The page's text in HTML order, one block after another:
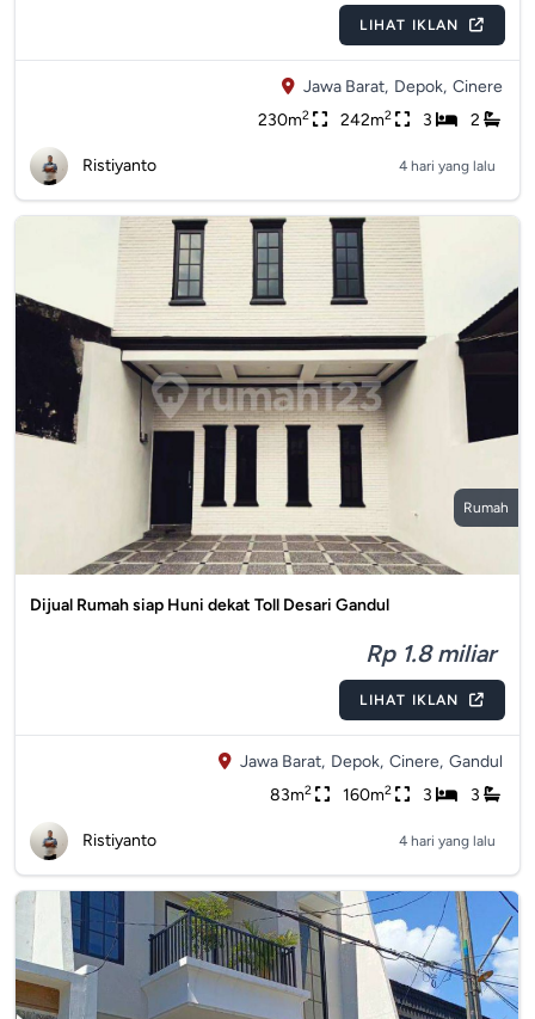
LIHAT IKLAN
Jawa Barat, Depok, Cinere
230m2 242m2 3 2
Ristiyanto 4 hari yang lalu
Rumah
Dijual Rumah siap Huni dekat Toll Desari Gandul
Rp 1.8 miliar
LIHAT IKLAN
Jawa Barat, Depok, Cinere, Gandul
83m2 160m2 3 3
Ristiyanto 4 hari yang lalu